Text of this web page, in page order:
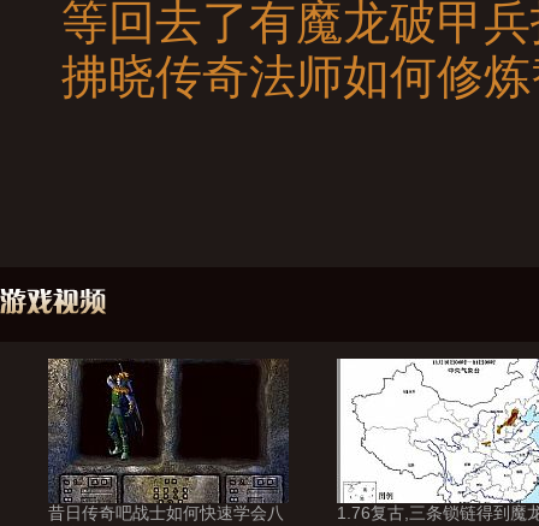
等回去了有魔龙破甲
拂晓传奇法师如何修
昔日传奇吧战士如何快速学会八
1.76复古,三条锁链得到魔